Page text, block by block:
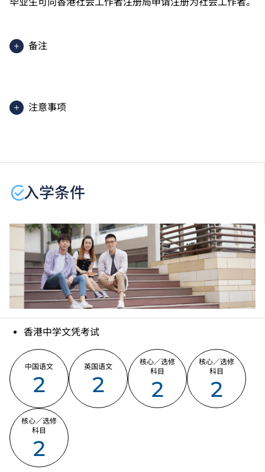
备注
数。分数只供参考。（分数对应为：5**=7分；5*=6
分；5=5分；4=4分；3=3分；2=2分；1=1分）
注意事项
学生或须于其他VTC院校上课。VTC可因应情况取消任
分校／上课地点。
入学条件
香港中学文凭考试
中国语文
2
英国语文
2
核心／选修
科目
2
核心／选修
科目
2
核心／选修
科目
2